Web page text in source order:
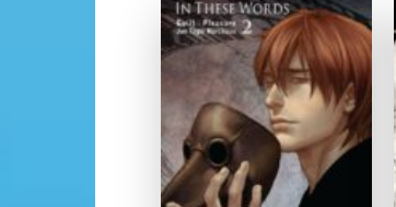
Ajouter
à la
wishlist